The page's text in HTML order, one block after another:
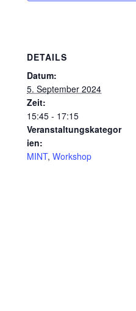
DETAILS
Datum:
5. September 2024
Zeit:
15:45 - 17:15
Veranstaltungskategor
ien:
MINT, Workshop